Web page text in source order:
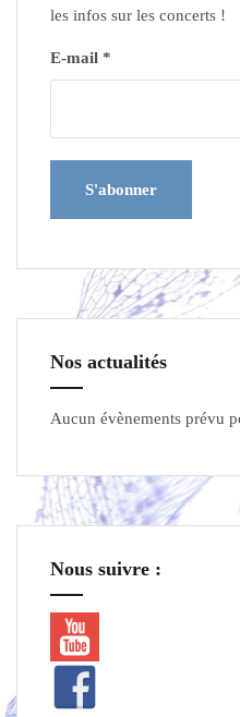
les infos sur les concerts !
E-mail *
Nos actualités
Aucun évènements prévu
Nous suivre :